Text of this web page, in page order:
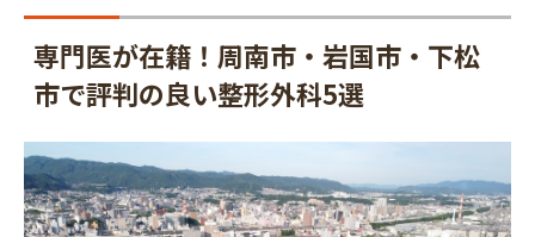
専門医が在籍！周南市・岩国市・下松
市で評判の良い整形外科5選